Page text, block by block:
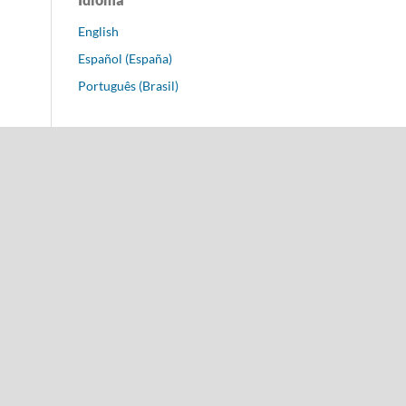
English
Español (España)
Português (Brasil)